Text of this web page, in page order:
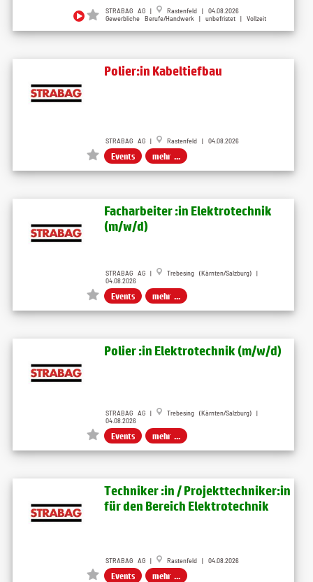
STRABAG AG |
Rastenfeld | 04.08.2026
Gewerbliche Berufe/Handwerk | unbefristet | Vollzeit
Polier:in Kabeltiefbau
STRABAG AG | Rastenfeld | 04.08.2026
Events mehr ...
Facharbeiter :in Elektrotechnik
(m/w/d)
STRABAG AG |
Trebesing (Kärnten/Salzburg) |
04.08.2026
Events mehr ...
Polier :in Elektrotechnik (m/w/d)
STRABAG AG |
Trebesing (Kärnten/Salzburg) |
04.08.2026
Events mehr ...
Techniker :in / Projekttechniker:in
für den Bereich Elektrotechnik
STRABAG AG | Rastenfeld | 04.08.2026
Events mehr ...